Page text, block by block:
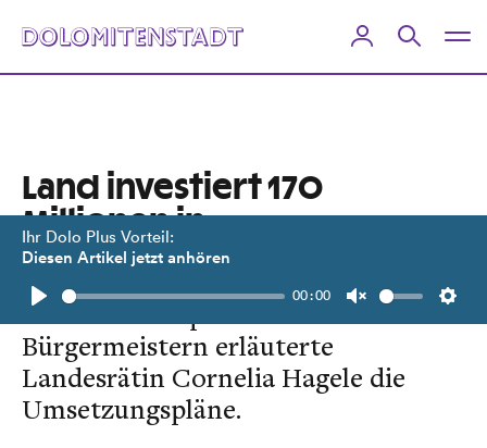
Ihr Dolo Plus Vorteil:
Diesen Artikel jetzt anhören
Play
00:00
Unmute
Land investiert 170
Millionen in
Kinderbetreuung
Bei einem Gespräch mit Osttirols
Bürgermeistern erläuterte
Landesrätin Cornelia Hagele die
Umsetzungspläne.